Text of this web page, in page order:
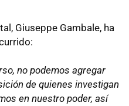
Giuseppe Gambale, ha
no podemos agregar
de quienes investigan
en nuestro poder, así